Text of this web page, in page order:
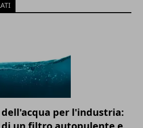
per l'industria: